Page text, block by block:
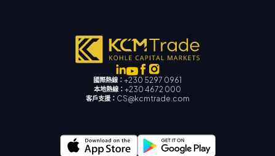
國際熱線： +230 5297 0961
本地熱線： +230 4672 000
客戶支援： CS@kcmtrade.com